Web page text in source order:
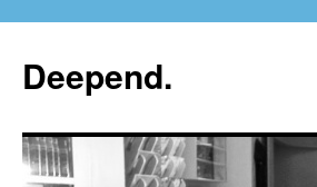
Deepend.